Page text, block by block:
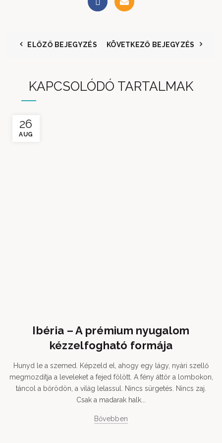
ELŐZŐ BEJEGYZÉS KÖVETKEZŐ BEJEGYZÉS
KAPCSOLÓDÓ TARTALMAK
26
AUG
Ibéria – A prémium nyugalom
kézzelfogható formája
Hunyd le a szemed. Képzeld el, ahogy egy lágy, nyári szellő
megmozdítja a leveleket a fejed fölött. A fény áttör a lombokon,
táncol a bőrödön, a világ lelassul. Nincs sürgetés. Nincs zaj.
Csak a madarak halk...
Bővebben